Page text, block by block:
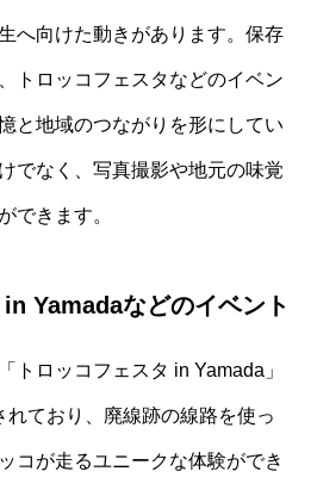
へ向けた動きがあります。保存
トロッコフェスタなどのイベン
と地域のつながりを形にしてい
でなく、写真撮影や地元の味覚
できます。
in Yamadaなどのイベント
トロッコフェスタ in Yamada」
れており、廃線跡の線路を使っ
コが走るユニークな体験ができ